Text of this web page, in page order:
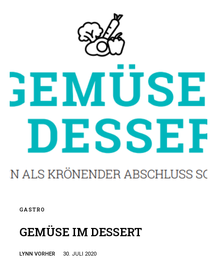
GASTRO
GEMÜSE IM DESSERT
LYNN VORHER 30. JULI 2020